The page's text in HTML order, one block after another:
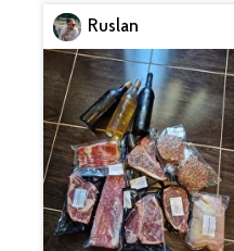
Ruslan